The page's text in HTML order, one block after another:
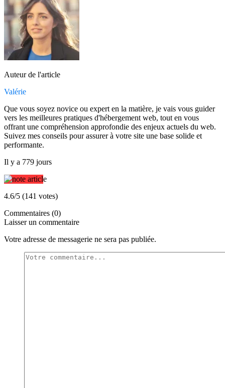
Auteur de l'article
Valérie
Que vous soyez novice ou expert en la matière, je vais vous guider
vers les meilleures pratiques d'hébergement web, tout en vous
offrant une compréhension approfondie des enjeux actuels du web.
Suivez mes conseils pour assurer à votre site une base solide et
performante.
Il y a 779 jours
4.6/5 (141 votes)
Commentaires (0)
Laisser un commentaire
Votre adresse de messagerie ne sera pas publiée.